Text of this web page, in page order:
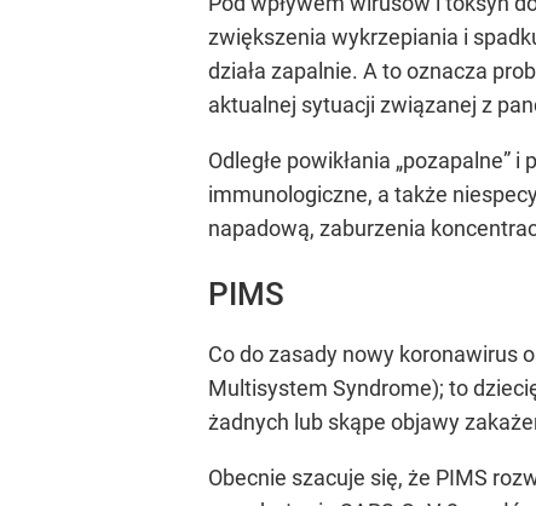
zwiększenia wykrzepiania i
działa zapalnie. A to oznacza
aktualnej sytuacji związanej z
Odległe powikłania
immunologiczne, a także
napadową, zaburzenia
PIMS
Co do zasady nowy koronawirus
Multisystem Syndrome); to
żadnych lub skąpe objawy
Obecnie szacuje się, że PIMS